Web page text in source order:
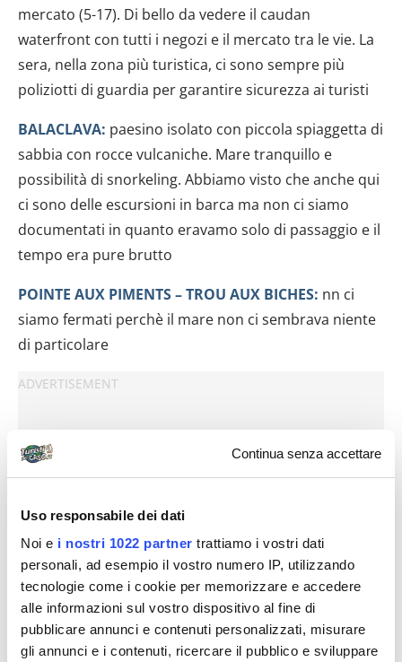
Continua senza accettare
Uso responsabile dei dati
Noi e i nostri 1022 partner trattiamo i vostri dati
personali, ad esempio il vostro numero IP, utilizzando
tecnologie come i cookie per memorizzare e accedere
alle informazioni sul vostro dispositivo al fine di
pubblicare annunci e contenuti personalizzati, misurare
gli annunci e i contenuti, ricercare il pubblico e sviluppare
mercato (5-17). Di bello da vedere il caudan
waterfront con tutti i negozi e il mercato tra le vie. La
sera, nella zona più turistica, ci sono sempre più
poliziotti di guardia per garantire sicurezza ai turisti
BALACLAVA: paesino isolato con piccola spiaggetta di
sabbia con rocce vulcaniche. Mare tranquillo e
possibilità di snorkeling. Abbiamo visto che anche qui
ci sono delle escursioni in barca ma non ci siamo
documentati in quanto eravamo solo di passaggio e il
tempo era pure brutto
POINTE AUX PIMENTS – TROU AUX BICHES: nn ci
siamo fermati perchè il mare non ci sembrava niente
di particolare